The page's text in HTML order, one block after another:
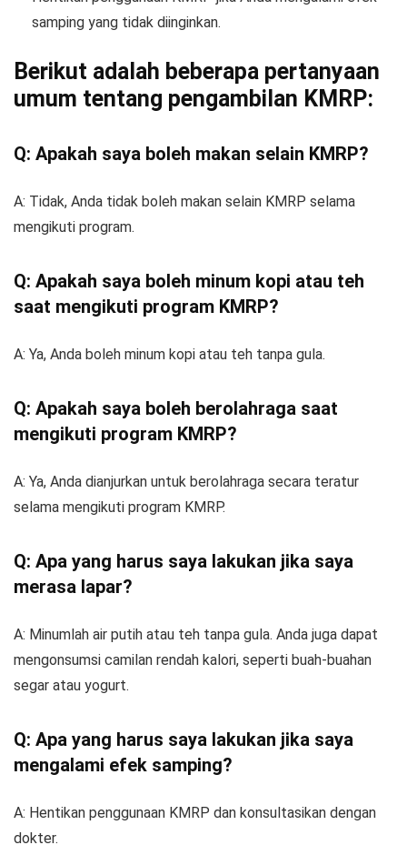
samping yang tidak diinginkan.
Berikut adalah beberapa pertanyaan
umum tentang pengambilan KMRP:
Q: Apakah saya boleh makan selain KMRP?
A: Tidak, Anda tidak boleh makan selain KMRP selama
mengikuti program.
Q: Apakah saya boleh minum kopi atau teh
saat mengikuti program KMRP?
A: Ya, Anda boleh minum kopi atau teh tanpa gula.
Q: Apakah saya boleh berolahraga saat
mengikuti program KMRP?
A: Ya, Anda dianjurkan untuk berolahraga secara teratur
selama mengikuti program KMRP.
Q: Apa yang harus saya lakukan jika saya
merasa lapar?
A: Minumlah air putih atau teh tanpa gula. Anda juga dapat
mengonsumsi camilan rendah kalori, seperti buah-buahan
segar atau yogurt.
Q: Apa yang harus saya lakukan jika saya
mengalami efek samping?
A: Hentikan penggunaan KMRP dan konsultasikan dengan
dokter.